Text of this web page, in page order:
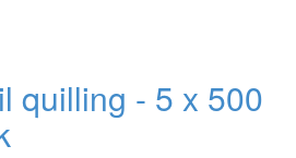
quilling - 5 x 500